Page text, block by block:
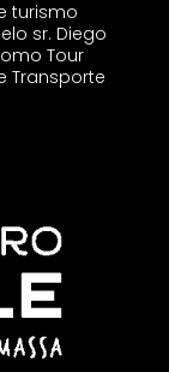
turismo
sr. Diego
Tour
Transporte